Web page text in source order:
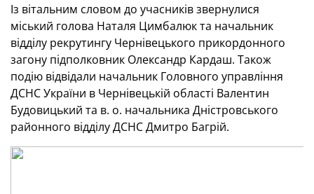
Із вітальним словом до учасників звернулися
міський голова Наталя Цимбалюк та начальник
відділу рекрутингу Чернівецького прикордонного
загону підполковник Олександр Кардаш. Також
подію відвідали начальник Головного управління
ДСНС України в Чернівецькій області Валентин
Будовицький та в. о. начальника Дністровського
районного відділу ДСНС Дмитро Багрій.